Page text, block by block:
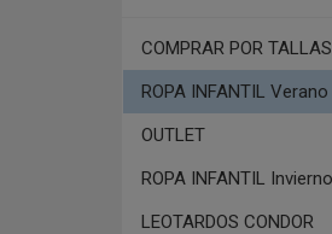
COMPRAR POR TALLAS
ROPA INFANTIL Verano
OUTLET
ROPA INFANTIL Invierno
LEOTARDOS CONDOR